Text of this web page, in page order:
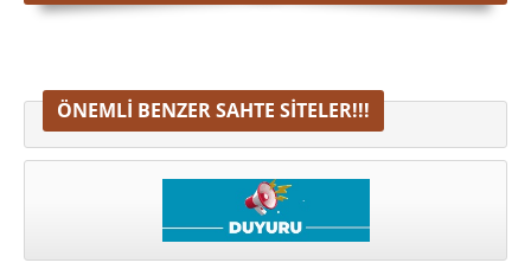
ÖNEMLI BENZER SAHTE SITELER!!!